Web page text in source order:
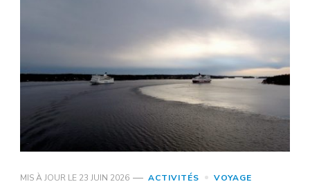
MIS À JOUR LE 23 JUIN 2026 ACTIVITÉS VOYAGE